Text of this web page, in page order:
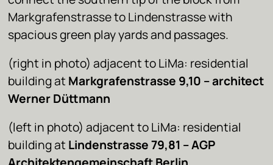
Markgrafenstrasse to Lindenstrasse with
spacious green play yards and passages.
(right in photo) adjacent to LiMa: residential
building at Markgrafenstrasse 9,10 – architect
Werner Düttmann
(left in photo) adjacent to LiMa: residential
building at Lindenstrasse 79,81 – AGP